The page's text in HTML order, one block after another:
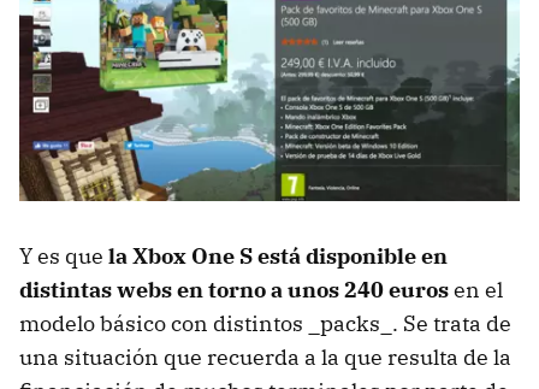
Y es que la Xbox One S está disponible en
distintas webs en torno a unos 240 eurosen el
modelo básico con distintos _packs_. Se trata de
una situación que recuerda a la que resulta de la